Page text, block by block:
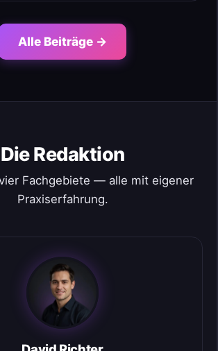
Alle Beiträge →
Die Redaktion
Fachgebiete — alle mit eigener
Praxiserfahrung.